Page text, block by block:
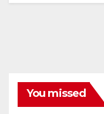
You missed